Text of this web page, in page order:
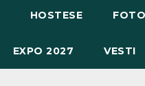
HOSTESE
EXPO 2027 VESTI